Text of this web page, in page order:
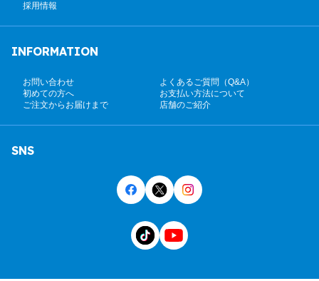
採用情報
INFORMATION
お問い合わせ
よくあるご質問（Q&A）
初めての方へ
お支払い方法について
ご注文からお届けまで
店舗のご紹介
SNS